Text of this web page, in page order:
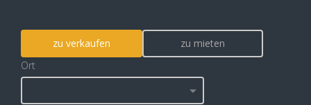
zu verkaufen
zu mieten
Ort